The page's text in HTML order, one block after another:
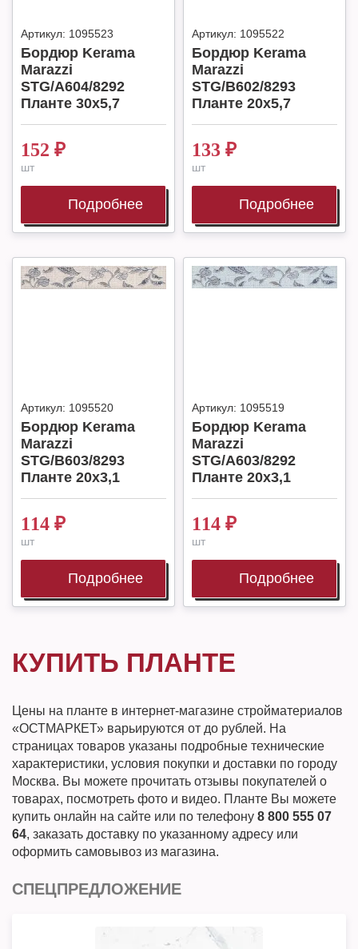
Артикул: 1095523
Бордюр Kerama
Marazzi
STG/A604/8292
Планте 30х5,7
152 ₽
шт
Подробнее
Артикул: 1095522
Бордюр Kerama
Marazzi
STG/B602/8293
Планте 20х5,7
133 ₽
шт
Подробнее
Артикул: 1095520
Бордюр Kerama
Marazzi
STG/B603/8293
Планте 20х3,1
114 ₽
шт
Подробнее
Артикул: 1095519
Бордюр Kerama
Marazzi
STG/A603/8292
Планте 20х3,1
114 ₽
шт
Подробнее
КУПИТЬ ПЛАНТЕ
Цены на планте в интернет-магазине стройматериалов
«ОСТМАРКЕТ» варьируются от до рублей. На
страницах товаров указаны подробные технические
характеристики, условия покупки и доставки по городу
Москва. Вы можете прочитать отзывы покупателей о
товарах, посмотреть фото и видео. Планте Вы можете
купить онлайн на сайте или по телефону 8 800 555 07
64, заказать доставку по указанному адресу или
оформить самовывоз из магазина.
СПЕЦПРЕДЛОЖЕНИЕ